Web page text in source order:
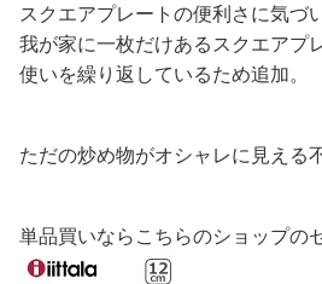
スクエアプレートの便利さに気づ
我が家に一枚だけあるスクエアプ
使いを繰り返しているため追加。
ただの炒め物がオシャレに見える
単品買いならこちらのショップの